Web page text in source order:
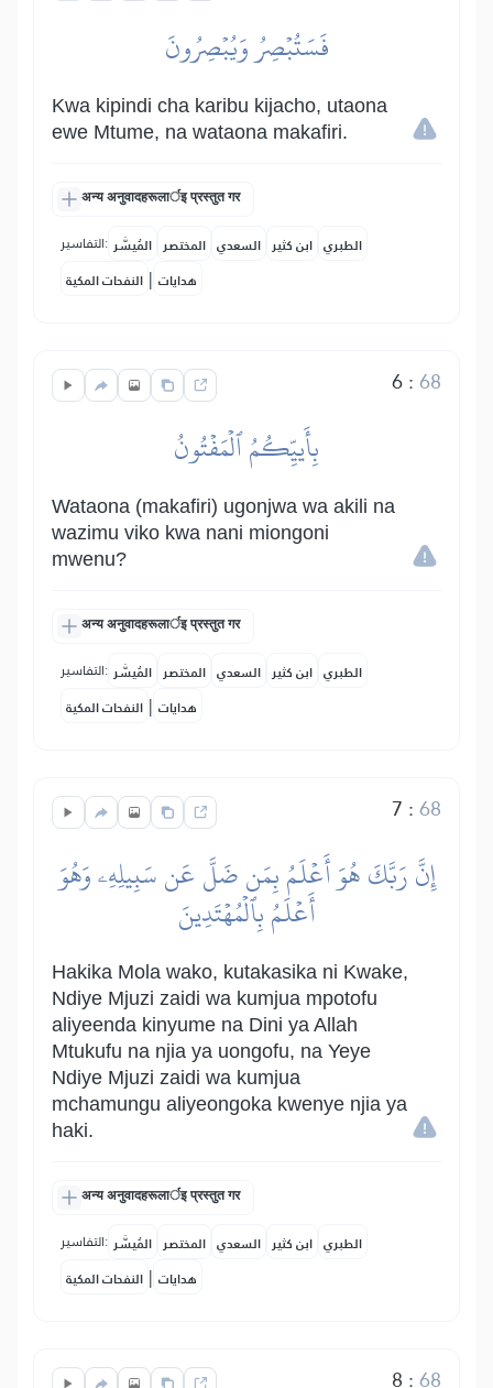
فَسَتُبۡصِرُ وَيُبۡصِرُونَ
Kwa kipindi cha karibu kijacho, utaona
ewe Mtume, na wataona makafiri.
अन्य अनुवादहरूलार्इ प्रस्तुत गर
التفاسير: المُيسَّر المختصر السعدي ابن كثير الطبري
النفحات المكية | هدايات
6:68
بِأَييِّكُمُ ٱلۡمَفۡتُونُ
Wataona (makafiri) ugonjwa wa akili na
wazimu viko kwa nani miongoni
mwenu?
अन्य अनुवादहरूलार्इ प्रस्तुत गर
التفاسير: المُيسَّر المختصر السعدي ابن كثير الطبري
النفحات المكية | هدايات
7 :68
إِنَّ رَبَّكَ هُوَ أَعۡلَمُ بِمَن ضَلَّ عَن سَبِيلِهِۦ وَهُوَ
أَعۡلَمُ بِٱلۡمُهۡتَدِينَ
Hakika Mola wako, kutakasika ni Kwake,
Ndiye Mjuzi zaidi wa kumjua mpotofu
aliyeenda kinyume na Dini ya Allah
Mtukufu na njia ya uongofu, na Yeye
Ndiye Mjuzi zaidi wa kumjua
mchamungu aliyeongoka kwenye njia ya
haki.
अन्य अनुवादहरूलार्इ प्रस्तुत गर
التفاسير: المُيسَّر المختصر السعدي ابن كثير الطبري
النفحات المكية | هدايات
8 :68